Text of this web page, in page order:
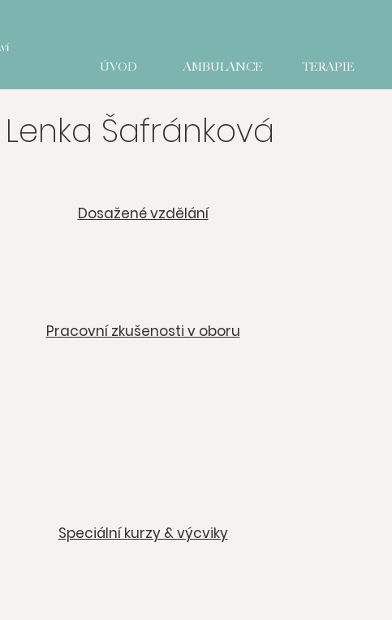
ÚVOD AMBULANCE TERAPIE
Lenka Šafránková
Dosažené vzdělání
Pracovní zkušenosti v oboru
Speciální kurzy & výcviky